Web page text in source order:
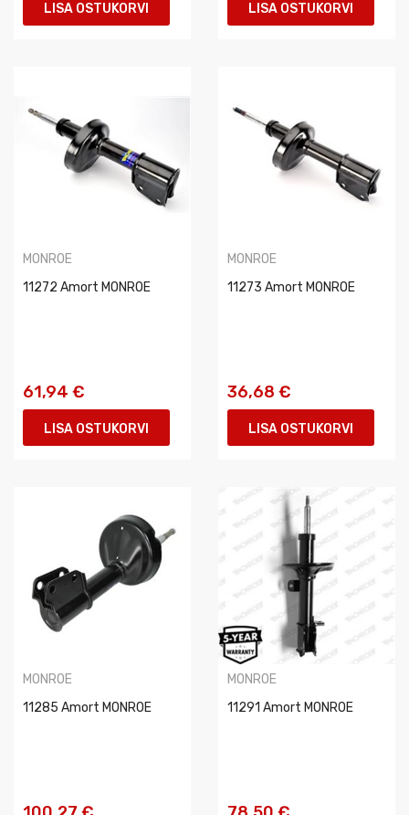
LISA OSTUKORVI LISA OSTUKORVI
MONROE
11272 Amort MONROE
61,94 €
LISA OSTUKORVI
MONROE
11273 Amort MONROE
36,68 €
LISA OSTUKORVI
MONROE
11285 Amort MONROE
MONROE
11291 Amort MONROE